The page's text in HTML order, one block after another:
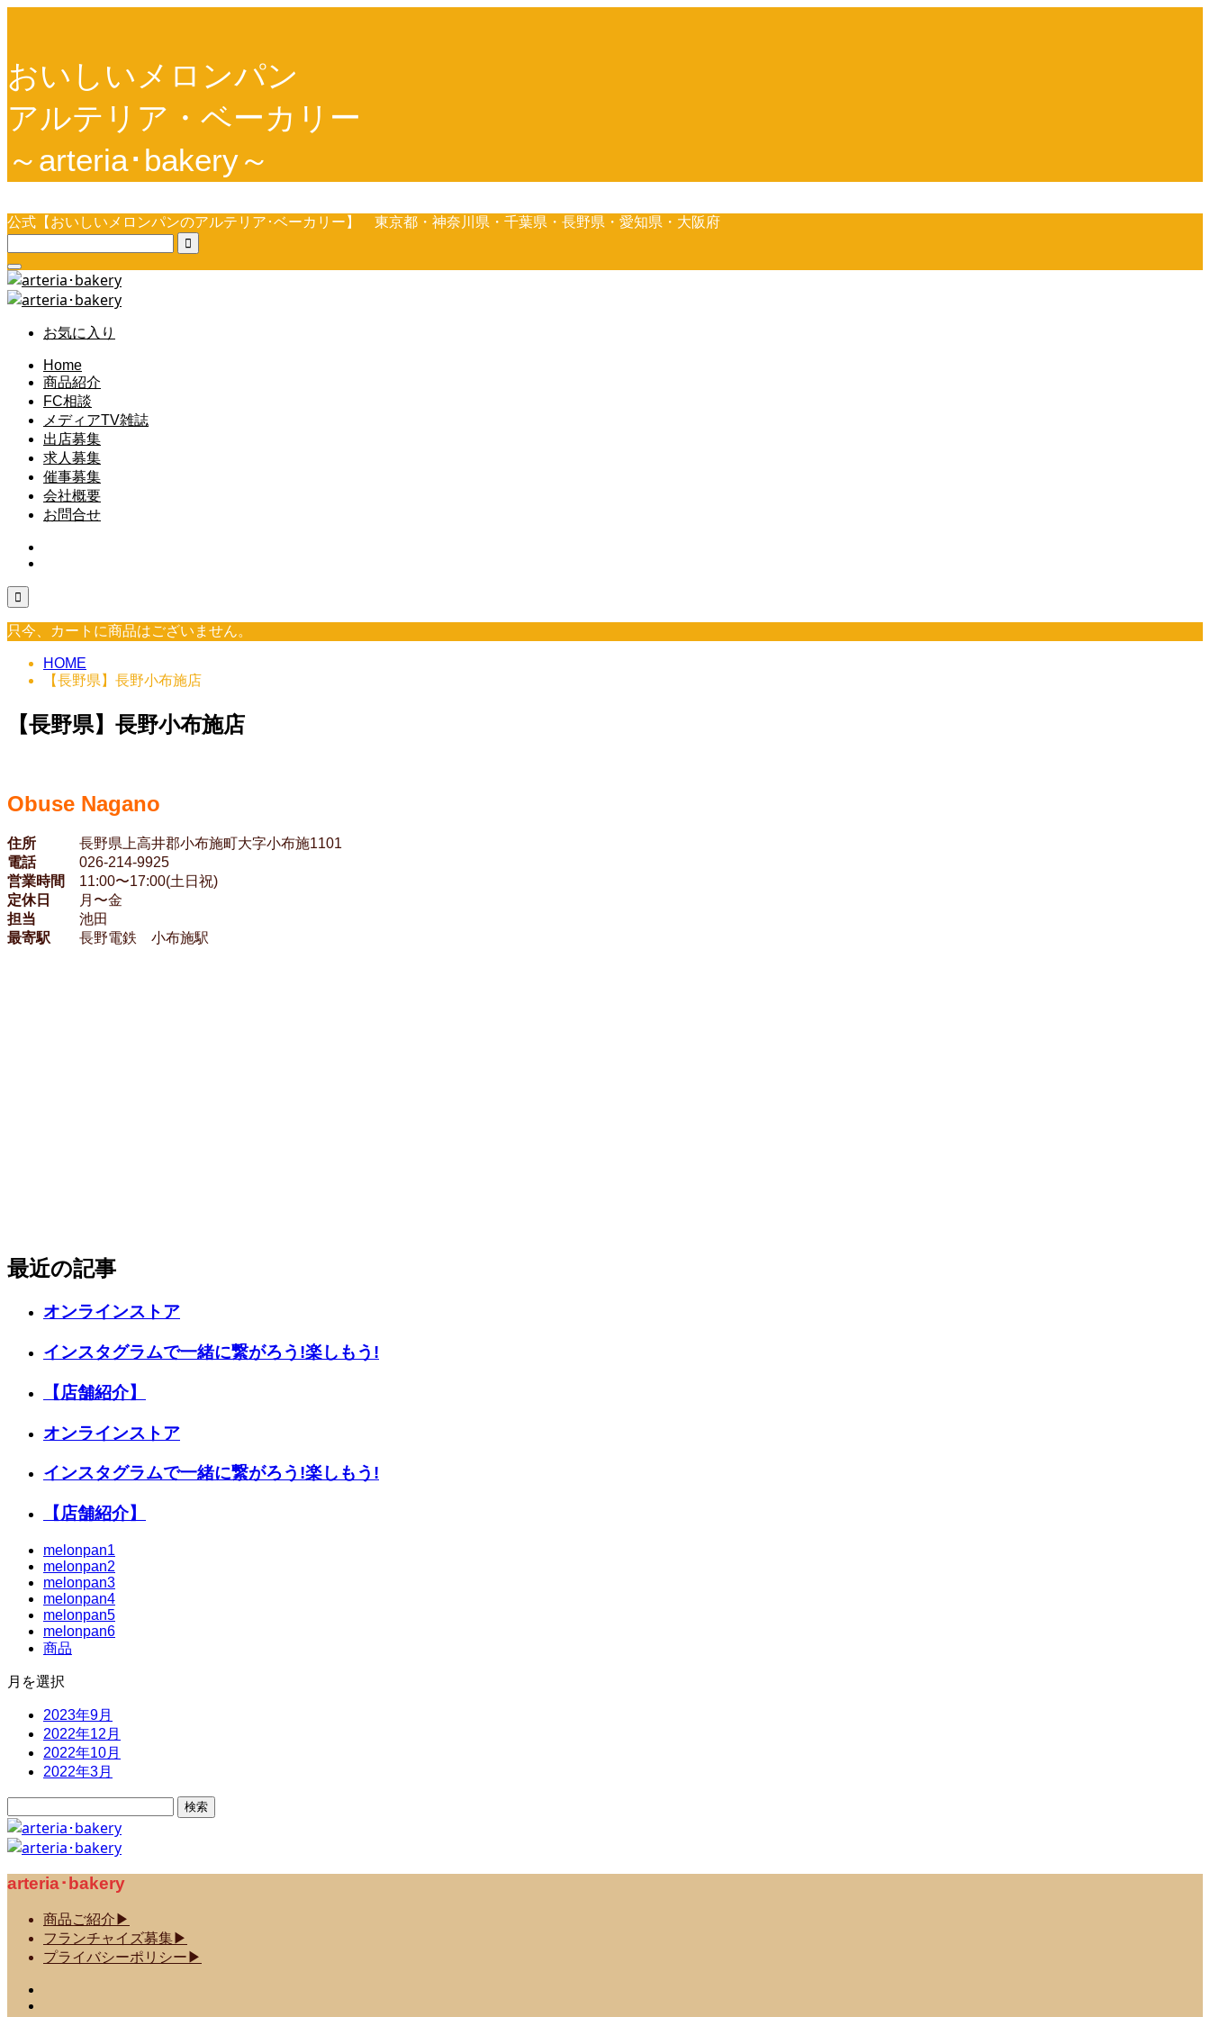
おいしいメロンパン
アルテリア・ベーカリー
～arteria･bakery～
公式【おいしいメロンパンのアルテリア･ベーカリー】 東京都・神奈川県・千葉県・長野県・愛知県・大阪府

お気に入り
Home
商品紹介
FC相談
メディアTV雑誌
出店募集
求人募集
催事募集
会社概要
お問合せ

只今、カートに商品はございません。
HOME
【長野県】長野小布施店
【長野県】長野小布施店
Obuse Nagano
住所 長野県上高井郡小布施町大字小布施1101
電話026-214-9925
営業時間
11:00〜17:00(土日祝)
定休日
月〜金
担当 池田
最寄駅 長野電鉄 小布施駅
最近の記事
オンラインストア
インスタグラムで一緒に繋がろう!楽しもう!
【店舗紹介】
オンラインストア
インスタグラムで一緒に繋がろう!楽しもう!
【店舗紹介】
melonpan1
melonpan2
melonpan3
melonpan4
melonpan5
melonpan6
商品
月を選択
2023年9月
2022年12月
2022年10月
2022年3月
索:
arteria･bakery
商品ご紹介▶
フランチャイズ募集▶
プライバシーポリシー▶